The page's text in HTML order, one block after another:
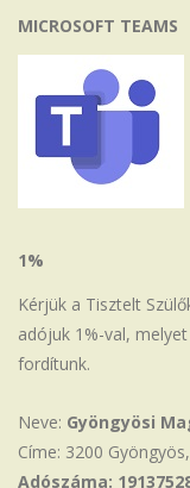
MICROSOFT TEAMS
1%
Kérjük a Tisztelt
adójuk 1%-val,
fordítunk.
Neve: Gyöngyösi
Címe: 3200
Adószáma: